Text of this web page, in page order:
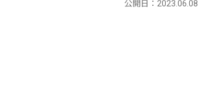
公開日：2023.06.08